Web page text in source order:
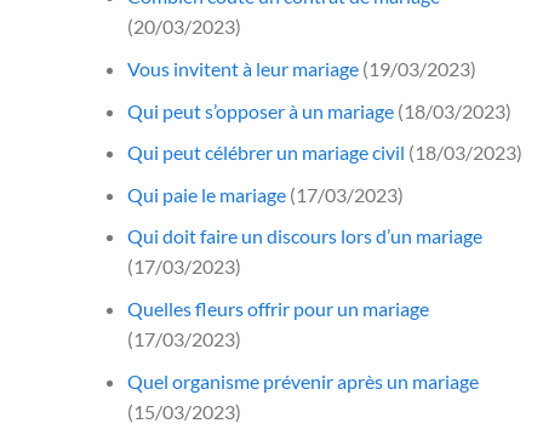
(20/03/2023)
Vous invitent à leur mariage(19/03/2023)
Qui peut s’opposer à un mariage(18/03/2023)
Qui peut célébrer un mariage civil (18/03/2023)
Qui paie le mariage(17/03/2023)
Qui doit faire un discours lors d’un mariage
(17/03/2023)
Quelles fleurs offrir pour un mariage
(17/03/2023)
Quel organisme prévenir après un mariage
(15/03/2023)